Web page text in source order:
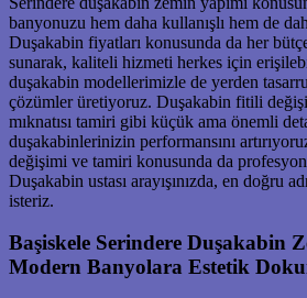
banyonuzu hem daha kullanışlı hem de
Duşakabin fiyatları konusunda da her
sunarak, kaliteli hizmeti herkes için
duşakabin modellerimizle de yerden
çözümler üretiyoruz. Duşakabin fitili
mıknatısı tamiri gibi küçük ama önemli
duşakabinlerinizin performansını
değişimi ve tamiri konusunda da
Duşakabin ustası arayışınızda, en doğru
isteriz.
Başiskele Serindere Duşakabin
Modern Banyolara Estetik